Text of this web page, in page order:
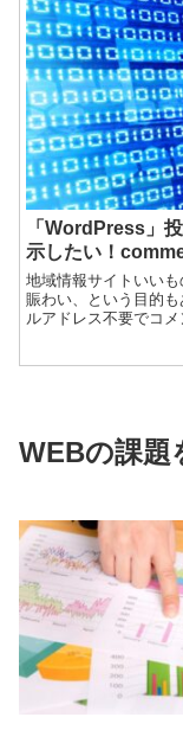
「WordPress」
示したい！
地域情報サイトいい
賑わい、という目的
ルアドレス不要でコ
WEBの課題